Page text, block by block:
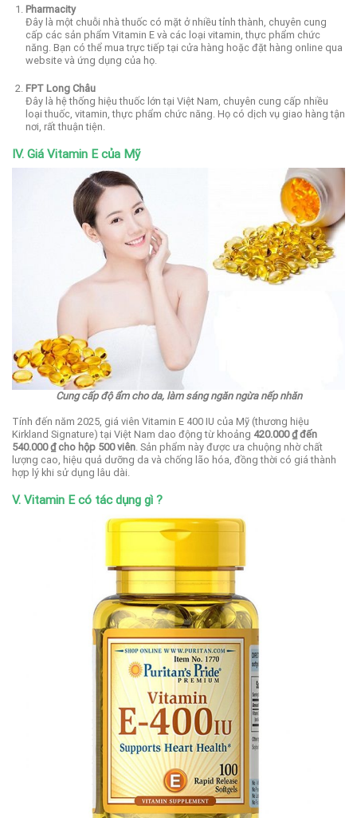
Pharmacity
Đây là một chuỗi nhà thuốc có mặt ở nhiều tỉnh thành, chuyên cung
cấp các sản phẩm Vitamin E và các loại vitamin, thực phẩm chức
năng. Bạn có thể mua trực tiếp tại cửa hàng hoặc đặt hàng online qua
website và ứng dụng của họ.
FPT Long Châu
Đây là hệ thống hiệu thuốc lớn tại Việt Nam, chuyên cung cấp nhiều
loại thuốc, vitamin, thực phẩm chức năng. Họ có dịch vụ giao hàng tận
nơi, rất thuận tiện.
IV. Giá Vitamin E của Mỹ
Cung cấp độ ẩm cho da, làm sáng ngăn ngừa nếp nhăn
Tính đến năm 2025, giá viên Vitamin E 400 IU của Mỹ (thương hiệu
Kirkland Signature) tại Việt Nam dao động từ khoảng 420.000 ₫ đến
540.000 ₫ cho hộp 500 viên. Sản phẩm này được ưa chuộng nhờ chất
lượng cao, hiệu quả dưỡng da và chống lão hóa, đồng thời có giá thành
hợp lý khi sử dụng lâu dài.
V. Vitamin E có tác dụng gì ?